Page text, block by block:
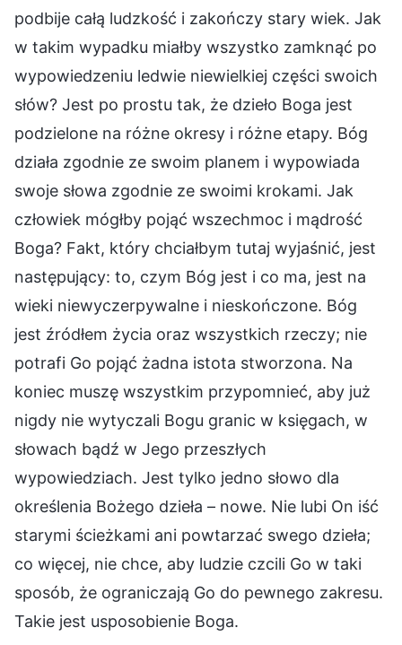
podbije całą ludzkość i zakończy stary wiek. Jak
w takim wypadku miałby wszystko zamknąć po
wypowiedzeniu ledwie niewielkiej części swoich
słów? Jest po prostu tak, że dzieło Boga jest
podzielone na różne okresy i różne etapy. Bóg
działa zgodnie ze swoim planem i wypowiada
swoje słowa zgodnie ze swoimi krokami. Jak
człowiek mógłby pojąć wszechmoc i mądrość
Boga? Fakt, który chciałbym tutaj wyjaśnić, jest
następujący: to, czym Bóg jest i co ma, jest na
wieki niewyczerpywalne i nieskończone. Bóg
jest źródłem życia oraz wszystkich rzeczy; nie
potrafi Go pojąć żadna istota stworzona. Na
koniec muszę wszystkim przypomnieć, aby już
nigdy nie wytyczali Bogu granic w księgach, w
słowach bądź w Jego przeszłych
wypowiedziach. Jest tylko jedno słowo dla
określenia Bożego dzieła – nowe. Nie lubi On iść
starymi ścieżkami ani powtarzać swego dzieła;
co więcej, nie chce, aby ludzie czcili Go w taki
sposób, że ograniczają Go do pewnego zakresu.
Takie jest usposobienie Boga.